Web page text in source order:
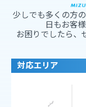
少しでも多くの方
日もお客
お困りでしたら、
対応エリア